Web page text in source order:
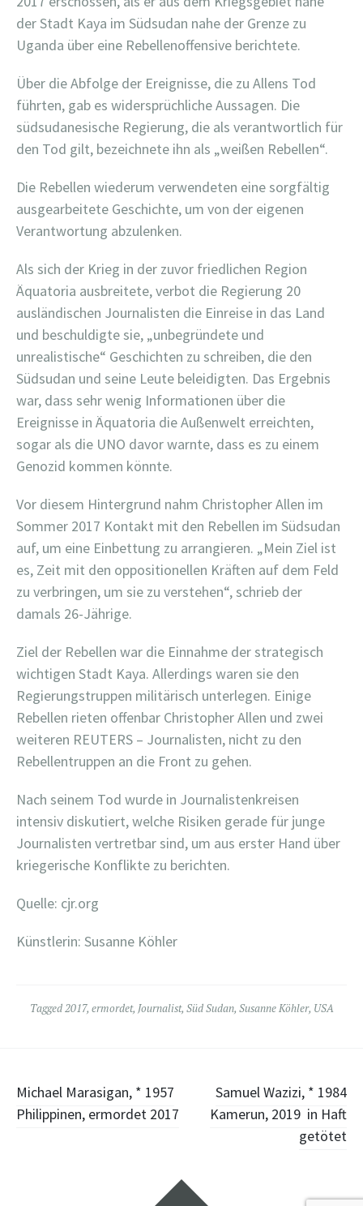
der Stadt Kaya im Südsudan nahe der Grenze zu
Uganda über eine Rebellenoffensive berichtete.
Über die Abfolge der Ereignisse, die zu Allens Tod
führten, gab es widersprüchliche Aussagen. Die
südsudanesische Regierung, die als verantwortlich für
den Tod gilt, bezeichnete ihn als „weißen Rebellen“.
Die Rebellen wiederum verwendeten eine sorgfältig
ausgearbeitete Geschichte, um von der eigenen
Verantwortung abzulenken.
Als sich der Krieg in der zuvor friedlichen Region
Äquatoria ausbreitete, verbot die Regierung 20
ausländischen Journalisten die Einreise in das Land
und beschuldigte sie, „unbegründete und
unrealistische“ Geschichten zu schreiben, die den
Südsudan und seine Leute beleidigten. Das Ergebnis
war, dass sehr wenig Informationen über die
Ereignisse in Äquatoria die Außenwelt erreichten,
sogar als die UNO davor warnte, dass es zu einem
Genozid kommen könnte.
Vor diesem Hintergrund nahm Christopher Allen im
Sommer 2017 Kontakt mit den Rebellen im Südsudan
auf, um eine Einbettung zu arrangieren. „Mein Ziel ist
es, Zeit mit den oppositionellen Kräften auf dem Feld
zu verbringen, um sie zu verstehen“, schrieb der
damals 26-Jährige.
Ziel der Rebellen war die Einnahme der strategisch
wichtigen Stadt Kaya. Allerdings waren sie den
Regierungstruppen militärisch unterlegen. Einige
Rebellen rieten offenbar Christopher Allen und zwei
weiteren REUTERS – Journalisten, nicht zu den
Rebellentruppen an die Front zu gehen.
Nach seinem Tod wurde in Journalistenkreisen
intensiv diskutiert, welche Risiken gerade für junge
Journalisten vertretbar sind, um aus erster Hand über
kriegerische Konflikte zu berichten.
Quelle: cjr.org
Künstlerin: Susanne Köhler
Tagged2017, ermordet, Journalist, Süd Sudan, Susanne Köhler, USA
Post
navigation
Michael Marasigan, * 1957
Philippinen, ermordet 2017
Samuel Wazizi, * 1984
Kamerun, 2019 in Haft
getötet
Widgets